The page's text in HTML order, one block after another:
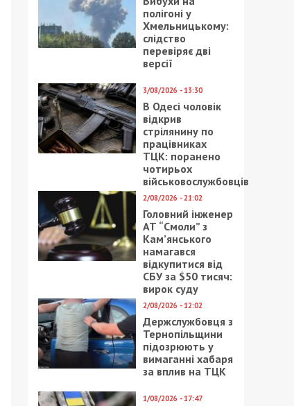
полігоні у
Хмельницькому:
слідство
перевіряє дві
версії
3/08/2026 - 13:30
В Одесі чоловік
відкрив
стрілянину по
працівниках
ТЦК: поранено
чотирьох
військовослужбовців
2/08/2026 - 21:02
Головний інженер
АТ “Смоли” з
Кам’янського
намагався
відкупитися від
СБУ за $50 тисяч:
вирок суду
2/08/2026 - 12:02
Держслужбовця з
Тернопільщини
підозрюють у
вимаганні хабаря
за вплив на ТЦК
1/08/2026 - 17:47